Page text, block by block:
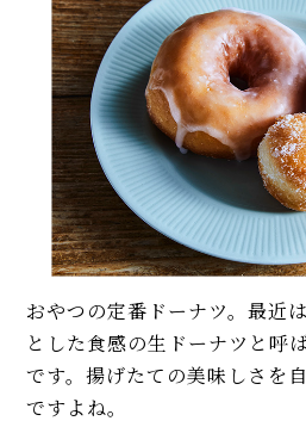
おやつの定番ドーナツ。最近
とした食感の生ドーナツと呼
です。揚げたての美味しさを
ですよね。